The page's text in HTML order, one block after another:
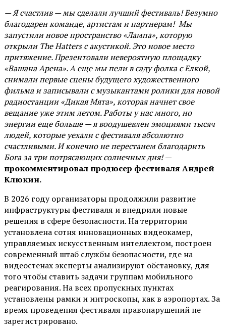
— Я счастлив — мы сделали лучший фестиваль! Безумно
благодарен команде, артистам и партнерам! Мы
запустили новое пространство «Лампа», которую
открыли The Hatters с акустикой. Это новое место
притяжение. Презентовали невероятную площадку
«Вашана Арена». А еще мы пели в саду фолка с Елкой,
снимали первые сцены будущего художественного
фильма и записывали с музыкантами ролики для новой
радиостанции «Дикая Мята», которая начнет свое
вещание уже этим летом. Работы у нас много, но
энергии еще больше — я воодушевлен эмоциями тысяч
людей, которые уехали с фестиваля абсолютно
счастливыми. И конечно не перестанем благодарить
Бога за три потрясающих солнечных дня!—
прокомментировал продюсер фестиваля Андрей
Клюкин.
В 2026 году организаторы продолжили развитие
инфраструктуры фестиваля и внедрили новые
решения в сфере безопасности. На территории
установлена сотня инновационных видеокамер,
управляемых искусственным интеллектом, построен
современный штаб службы безопасности, где на
видеостенах эксперты анализируют обстановку, для
того чтобы ставить задачи группам мобильного
реагирования. На всех пропускных пунктах
установлены рамки и интроскопы, как в аэропортах. За
время проведения фестиваля правонарушений не
зарегистрировано.